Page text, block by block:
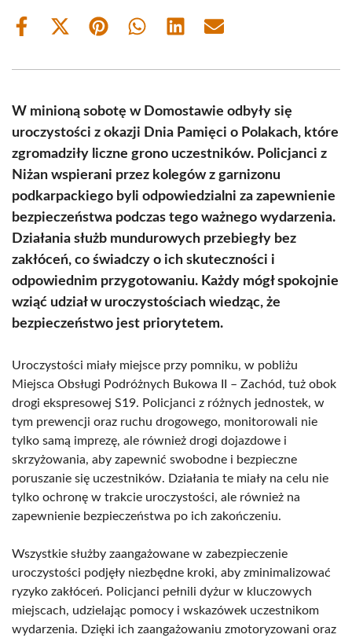
Share
Share
(Twitter)
Share Share Share Share
W minioną sobotę w Domostawie odbyły się
uroczystości z okazji Dnia Pamięci o Polakach, które
zgromadziły liczne grono uczestników. Policjanci z
Niżan wspierani przez kolegów z garnizonu
podkarpackiego byli odpowiedzialni za zapewnienie
bezpieczeństwa podczas tego ważnego wydarzenia.
Działania służb mundurowych przebiegły bez
zakłóceń, co świadczy o ich skuteczności i
odpowiednim przygotowaniu. Każdy mógł spokojnie
wziąć udział w uroczystościach wiedząc, że
bezpieczeństwo jest priorytetem.
Uroczystości miały miejsce przy pomniku, w pobliżu
Miejsca Obsługi Podróżnych Bukowa II – Zachód, tuż obok
drogi ekspresowej S19. Policjanci z różnych jednostek, w
tym prewencji oraz ruchu drogowego, monitorowali nie
tylko samą imprezę, ale również drogi dojazdowe i
skrzyżowania, aby zapewnić swobodne i bezpieczne
poruszanie się uczestników. Działania te miały na celu nie
tylko ochronę w trakcie uroczystości, ale również na
zapewnienie bezpieczeństwa po ich zakończeniu.
Wszystkie służby zaangażowane w zabezpieczenie
uroczystości podjęły niezbędne kroki, aby zminimalizować
ryzyko zakłóceń. Policjanci pełnili dyżur w kluczowych
miejscach, udzielając pomocy i wskazówek uczestnikom
wydarzenia. Dzięki ich zaangażowaniu zmotoryzowani oraz